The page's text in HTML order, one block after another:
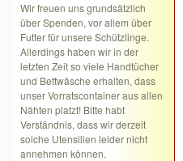
Wir freuen uns grundsätzlich
über Spenden, vor allem über
Futter für unsere Schützlinge.
Allerdings haben wir in der
letzten Zeit so viele Handtücher
und Bettwäsche erhalten, dass
unser Vorratscontainer aus allen
Nähten platzt! Bitte habt
Verständnis, dass wir derzeit
solche Utensilien leider nicht
annehmen können.